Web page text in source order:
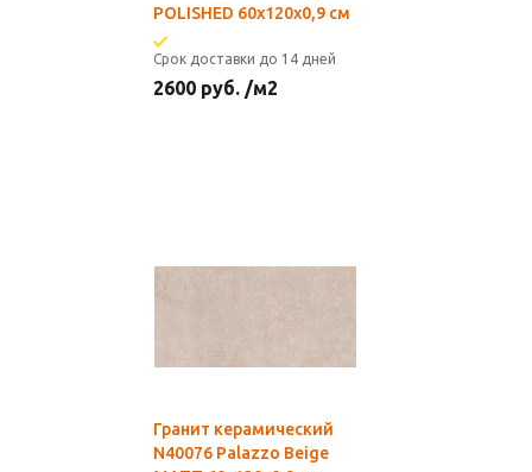
POLISHED 60x120х0,9 см
Срок доставки до 14 дней
2600 руб. /м2
Гранит керамический
N40076 Palazzo Beige